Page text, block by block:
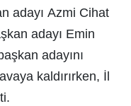
adayı Azmi Cihat
adayı Emin
adayını
kaldırırken, İl